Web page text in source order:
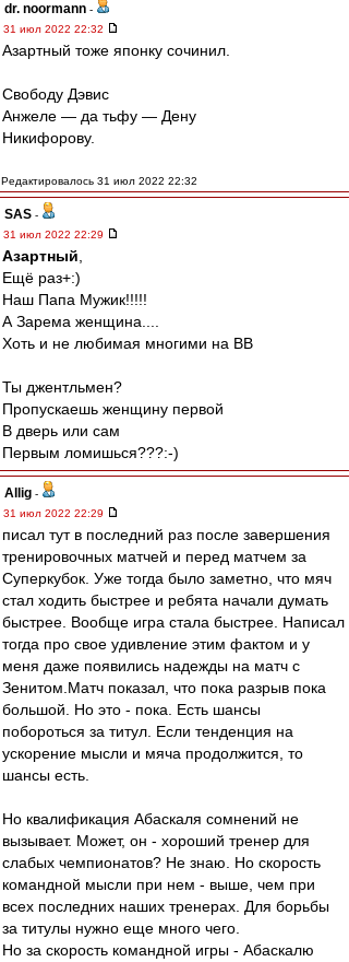
dr. noormann -
31 июл 2022 22:32
Азартный тоже японку сочинил.
Свободу Дэвис
Анжеле — да тьфу — Дену
Никифорову.
Редактировалось 31 июл 2022 22:32
SAS -
31 июл 2022 22:29
Азартный
Ещё раз+:)
Наш Папа Мужик!!!!!
А Зарема женщина....
Хоть и не любимая многими на ВВ
Ты джентльмен?
Пропускаешь женщину первой
В дверь или сам
Первым ломишься???:-)
Allig -
31 июл 2022 22:29
писал тут в последний раз после завершения
тренировочных матчей и перед матчем за
Суперкубок. Уже тогда было заметно, что мяч
стал ходить быстрее и ребята начали думать
быстрее. Вообще игра стала быстрее. Написал
тогда про свое удивление этим фактом и у
меня даже появились надежды на матч с
Зенитом.Матч показал, что пока разрыв пока
большой. Но это - пока. Есть шансы
побороться за титул. Если тенденция на
ускорение мысли и мяча продолжится, то
шансы есть.
Но квалификация Абаскаля сомнений не
вызывает. Может, он - хороший тренер для
слабых чемпионатов? Не знаю. Но скорость
командной мысли при нем - выше, чем при
всех последних наших тренерах. Для борьбы
за титулы нужно еще много чего.
Но за скорость командной игры - Абаскалю